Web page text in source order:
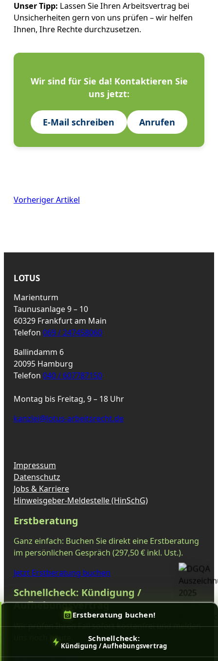
Erstberatung buchen!
Schnellcheck:
Kündigung / Aufhebungsvertrag
Unser Tipp: Lassen Sie Ihren Arbeitsvertrag bei
Unsicherheiten gern von uns prüfen – wir helfen
Ihnen, Ihre Rechte durchzusetzen.
Wir sind für Sie da! Kontaktieren Sie
uns jetzt:
E-Mail schreiben Anrufen
Vorheriger Artikel
LOTUS
Marienturm
Taunusanlage 9 – 10
60329 Frankfurt am Main
Telefon 069 / 247458060
Ballindamm 6
20095 Hamburg
Telefon 040 / 607787150
Montag bis Freitag, 9 – 18 Uhr
kanzlei@lotus-arbeitsrecht.de
Impressum
Datenschutz
Jobs & Karriere
Hinweisgeber-Meldestelle (HinSchG)
Erstberatung
Ganz einfach: Buchen Sie direkt eine Erstberatung
im persönlichen Gespräch (297,50 € inkl. Ust.).
Jetzt Erstberatung buchen
Schnellcheck: Kündigung /
Aufhebungsvertrag
Wir prüfen Ihren Fall sofort kostenfrei und melden
uns noch heute.
Jetzt Schnellcheck